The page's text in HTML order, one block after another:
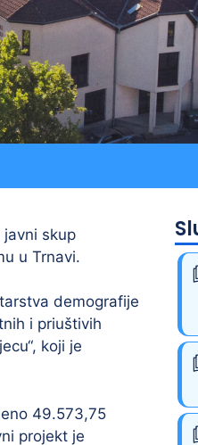
Javni
Umirovljenika
žena “Lan”
skup
u Trnavi.
demografije
i priuštivih
koji je
49.573,75
projekt je